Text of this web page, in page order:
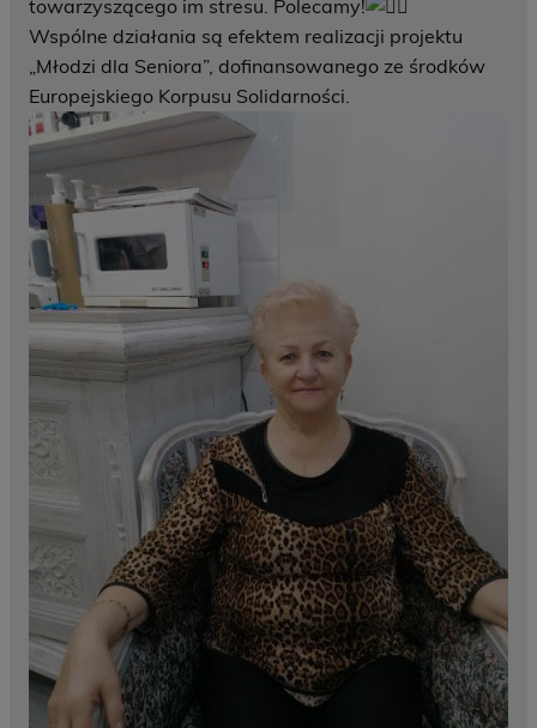
towarzyszącego im stresu. Polecamy!
Wspólne działania są efektem realizacji projektu
„Młodzi dla Seniora”, dofinansowanego ze środków
Europejskiego Korpusu Solidarności.